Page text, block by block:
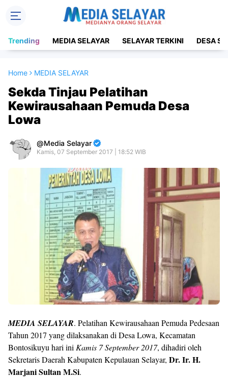
Trending MEDIA SELAYAR SELAYAR TERKINI DESA
Home MEDIA SELAYAR
Sekda Tinjau Pelatihan
Kewirausahaan Pemuda Desa
Lowa
Media Selayar
Kamis, 07 September 2017 | 18:52 WIB
MEDIA SELAYAR. Pelatihan Kewirausahaan Pemuda Pedesaan
Tahun 2017 yang dilaksanakan di Desa Lowa, Kecamatan
Bontosikuyu hari ini Kamis 7 September 2017, dihadiri oleh
Sekretaris Daerah Kabupaten Kepulauan Selayar, Dr. Ir. H.
Marjani Sultan M.Si.